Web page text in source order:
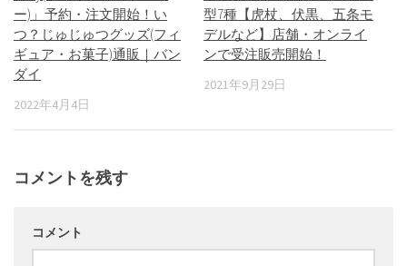
ー)」予約・注文開始！い
つ？じゅじゅつグッズ(フィ
ギュア・お菓子)通販｜バン
ダイ
2022年4月4日
型7種【虎杖、伏黒、五条モ
デルなど】店舗・オンライ
ンで受注販売開始！
2021年9月29日
コメントを残す
コメント